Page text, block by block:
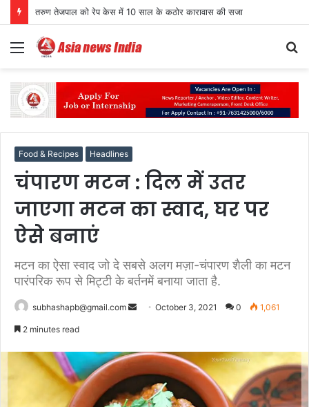
तरुण तेजपाल को रेप केस में 10 साल के कठोर कारावास की सजा
Menu
Food & Recipes Headlines
चंपारण मटन : दिल में उतर
जाएगा मटन का स्वाद, घर पर
ऐसे बनाएं
मटन का ऐसा स्वाद जो दे सबसे अलग मज़ा-चंपारण शैली का मटन
पारंपरिक रूप से मिट्टी के बर्तनमें बनाया जाता है.
subhashapb@gmail.com
SendOctober 3, 2021 0 1,061
2 minutes read